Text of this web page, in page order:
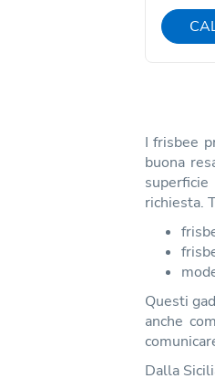
I frisbee
buona
richiesta.
Questi
anche
Dalla